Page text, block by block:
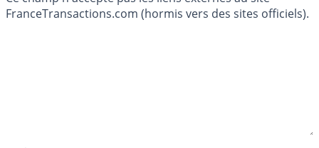
FranceTransactions.com (hormis vers des sites officiels).